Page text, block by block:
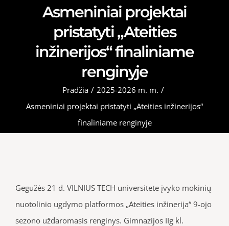
Asmeniniai projektai
pristatyti „Ateities
inžinerijos“ finaliniame
renginyje
Pradžia / 2025-2026 m. m. /
Asmeniniai projektai pristatyti „Ateities inžinerijos“
finaliniame renginyje
Gegužės 21 d. VILNIUS TECH universitete įvyko mokinių
nuotolinio ugdymo platformos „Ateities inžinerija“ 9-ojo
sezono uždaromasis renginys. Gimnazijos IIg kl.